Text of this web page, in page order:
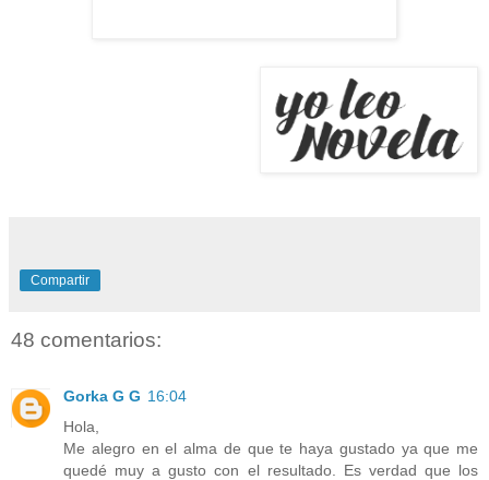
Compartir
48 comentarios:
Gorka G G 16:04
Hola,
Me alegro en el alma de que te haya gustado ya que me
quedé muy a gusto con el resultado. Es verdad que los